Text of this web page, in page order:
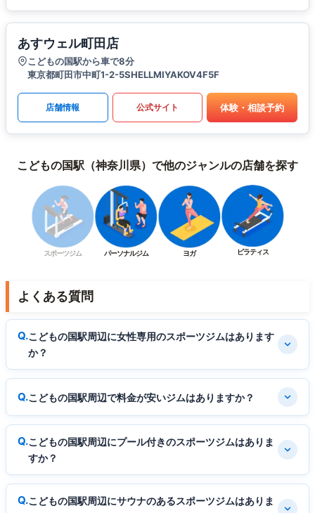
あすウェル町田店
こどもの国駅から車で8分
東京都町田市中町1-2-5SHELLMIYAKOV4F5F
店舗情報 公式サイト 体験・相談予約
こどもの国駅（神奈川県）で他のジャンルの店舗を探す
スポーツジム パーソナルジム ヨガ ピラティス
よくある質問
こどもの国駅周辺に女性専用のスポーツジムはあります
か？
こどもの国駅周辺で料金が安いジムはありますか？
こどもの国駅周辺にプール付きのスポーツジムはありま
すか？
こどもの国駅周辺にサウナのあるスポーツジムはありま